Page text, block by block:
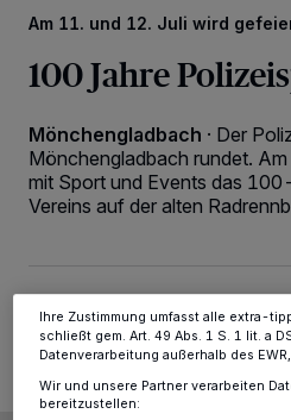
Am 11. und 12. Juli wird
100 Jahre
Mönchengladbach · Der
Mönchengladbach rundet.
mit Sport und Events das
Vereins auf der alten
Wir und unsere 218-Partner
personenbezogene Daten wie
Tracking-Technologien für die unter
verarbeiten Daten, um Ihnen Dienste
Zwecke. Wenn Tracker deaktiviert
Anzeigen möglicherweise nicht mehr
dieses Menü jederzeit wieder
Ihre Zustimmung umfasst alle extra-
schließt gem. Art. 49 Abs. 1 S. 1 lit. a
Datenverarbeitung außerhalb des
Wir und unsere Partner verarbeiten
bereitzustellen: